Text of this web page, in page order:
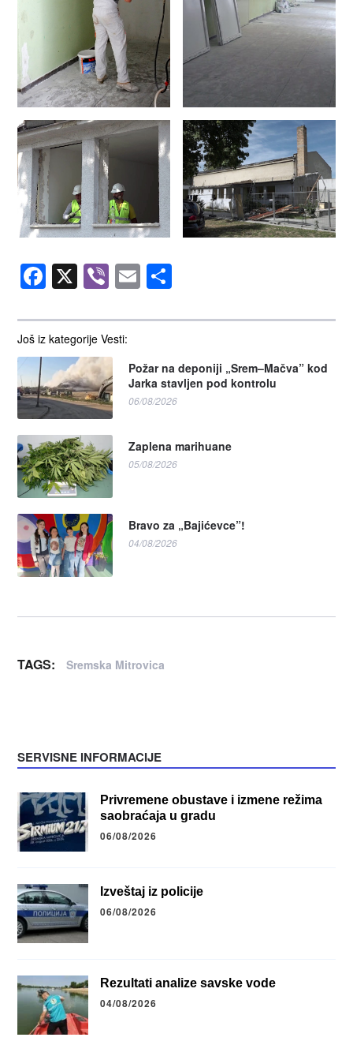
Još iz kategorije Vesti:
Požar na deponiji „Srem–Mačva” kod
Jarka stavljen pod kontrolu
06/08/2026
Zaplena marihuane
05/08/2026
Bravo za „Bajićevce”!
04/08/2026
Facebook
X Viber
Email
TAGS: Sremska Mitrovica
SERVISNE INFORMACIJE
Privremene obustave i izmene režima
saobraćaja u gradu
06/08/2026
Izveštaj iz policije
06/08/2026
Rezultati analize savske vode
04/08/2026